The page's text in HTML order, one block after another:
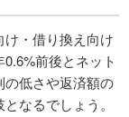
・借り換え向け
前後とネット
低さや返済額の
なるでしょう。